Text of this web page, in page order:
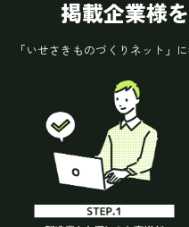
掲載企業様
「いせさきものづくりネット」